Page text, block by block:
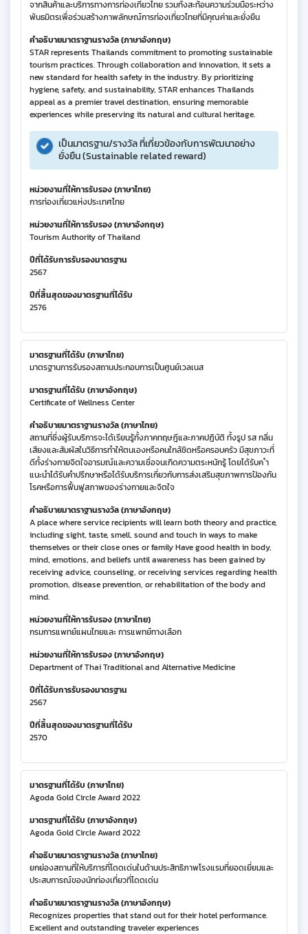
จากสินค้าและบริการทางการท่องเที่ยวไทย รวมทั้งสะท้อนความร่วมมือระหว่าง
พันธมิตรเพื่อร่วมสร้างภาพลักษณ์การท่องเที่ยวไทยที่มีคุณค่าและยั่งยืน
คำอธิบายมาตราฐานรางวัล (ภาษาอังกฤษ)
STAR represents Thailands commitment to promoting sustainable
tourism practices. Through collaboration and innovation, it sets a
new standard for health safety in the industry. By prioritizing
hygiene, safety, and sustainability, STAR enhances Thailands
appeal as a premier travel destination, ensuring memorable
experiences while preserving its natural and cultural heritage.
เป็นมาตรฐาน/รางวัล ที่เกี่ยวข้องกับการพัฒนาอย่าง
ยั่งยืน (Sustainable related reward)
หน่วยงานที่ให้การรับรอง (ภาษาไทย)
การท่องเที่ยวแห่งประเทศไทย
หน่วยงานที่ให้การรับรอง (ภาษาอังกฤษ)
Tourism Authority of Thailand
ปีที่ได้รับการรับรองมาตรฐาน
2567
ปีที่สิ้นสุดของมาตรฐานที่ได้รับ
2576
มาตรฐานที่ได้รับ (ภาษาไทย)
มาตรฐานการรับรองสถานประกอบการเป็นศูนย์เวลเนส
มาตรฐานที่ได้รับ (ภาษาอังกฤษ)
Certificate of Wellness Center
คำอธิบายมาตราฐานรางวัล (ภาษาไทย)
สถานที่ซึ่งผู้รับบริการจะได้เรียนรู้ทั้งภาคทฤษฎีและภาคปฏิบัติ ทั้งรูป รส กลิ่น
เสียงและสัมผัสในวิธีการทำให้ตนเองหรือคนใกล้ชิดหรือครอบครัว มีสุขภาวะที่
ดีทั้งร่างกายจิตใจอารมณ์และความเชื่อจนเกิดความตระหนักรู้ โดยได้รับค ำ
แนะนำได้รับคำปรึกษาหรือได้รับบริการเกี่ยวกับการส่งเสริมสุขภาพการป้องกัน
โรคหรือการฟื้นฟูสภาพของร่างกายและจิตใจ
คำอธิบายมาตราฐานรางวัล (ภาษาอังกฤษ)
A place where service recipients will learn both theory and practice,
including sight, taste, smell, sound and touch in ways to make
themselves or their close ones or family Have good health in body,
mind, emotions, and beliefs until awareness has been gained by
receiving advice, counseling, or receiving services regarding health
promotion, disease prevention, or rehabilitation of the body and
mind.
หน่วยงานที่ให้การรับรอง (ภาษาไทย)
กรมการแพทย์แผนไทยและ การแพทย์ทางเลือก
หน่วยงานที่ให้การรับรอง (ภาษาอังกฤษ)
Department of Thai Traditional and Alternative Medicine
ปีที่ได้รับการรับรองมาตรฐาน
2567
ปีที่สิ้นสุดของมาตรฐานที่ได้รับ
2570
มาตรฐานที่ได้รับ (ภาษาไทย)
Agoda Gold Circle Award 2022
มาตรฐานที่ได้รับ (ภาษาอังกฤษ)
Agoda Gold Circle Award 2022
คำอธิบายมาตราฐานรางวัล (ภาษาไทย)
ยกย่องสถานที่ให้บริการที่โดดเด่นในด้านประสิทธิภาพโรงแรมที่ยอดเยี่ยมและ
ประสบการณ์ของนักท่องเที่ยวที่โดดเด่น
คำอธิบายมาตราฐานรางวัล (ภาษาอังกฤษ)
Recognizes properties that stand out for their hotel performance.
Excellent and outstanding traveler experiences